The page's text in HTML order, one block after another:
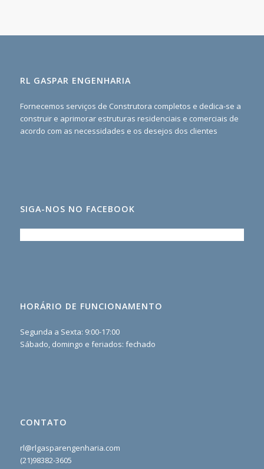
RL GASPAR ENGENHARIA
Fornecemos serviços de Construtora completos e dedica-se a
construir e aprimorar estruturas residenciais e comerciais de
acordo com as necessidades e os desejos dos clientes
SIGA-NOS NO FACEBOOK
HORÁRIO DE FUNCIONAMENTO
Segunda a Sexta: 9:00-17:00
Sábado, domingo e feriados: fechado
CONTATO
rl@rlgasparengenharia.com
(21)98382-3605